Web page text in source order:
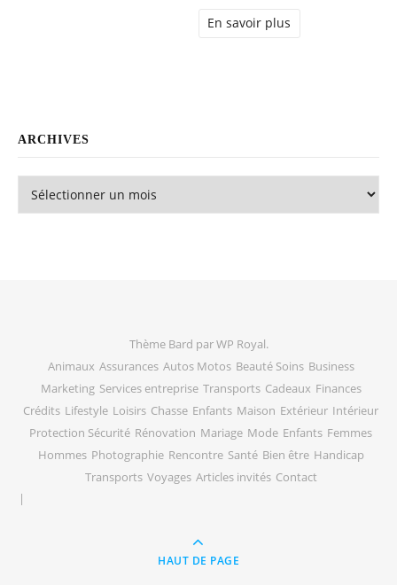
En savoir plus
ARCHIVES
Thème Bard parWP Royal.
Animaux Assurances Autos Motos Beauté Soins Business
Marketing Services entreprise Transports Cadeaux Finances
Crédits Lifestyle Loisirs Chasse Enfants Maison Extérieur Intérieur
Protection Sécurité Rénovation Mariage Mode Enfants Femmes
Hommes Photographie Rencontre Santé Bien être Handicap
Transports Voyages Articles invités Contact
HAUT DE PAGE